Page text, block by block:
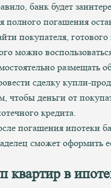
банк будет
полного погашения
покупателя,
можно
размещать
сделку купли-
чтобы деньги от
кредита.
погашения ипотеки
сможет оформить
квартир в